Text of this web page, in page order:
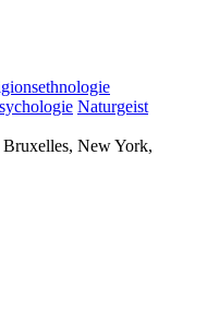
Naturgeist
New York,